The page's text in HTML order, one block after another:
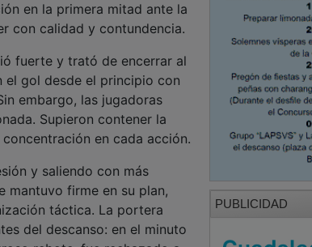
en la primera mitad ante la
con calidad y contundencia.
fuerte y trató de encerrar al
el gol desde el principio con
embargo, las jugadoras
Supieron contener la
en cada acción.
y saliendo con más
mantuvo firme en su plan,
táctica. La portera
del descanso: en el minuto
PUBLICIDAD